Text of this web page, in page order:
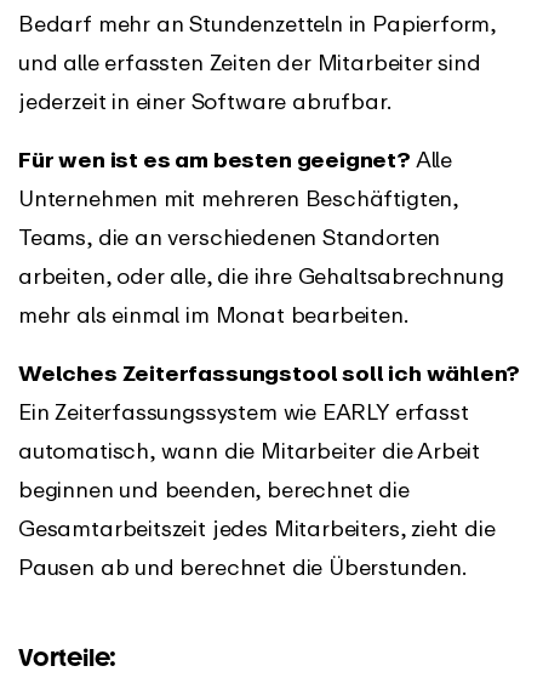
Bedarf mehr an Stundenzetteln in Papierform,
und alle erfassten Zeiten der Mitarbeiter sind
jederzeit in einer Software abrufbar.
Für wen ist es am besten geeignet? Alle
Unternehmen mit mehreren Beschäftigten,
Teams, die an verschiedenen Standorten
arbeiten, oder alle, die ihre Gehaltsabrechnung
mehr als einmal im Monat bearbeiten.
Welches Zeiterfassungstool soll ich wählen?
Ein Zeiterfassungssystem wie EARLY erfasst
automatisch, wann die Mitarbeiter die Arbeit
beginnen und beenden, berechnet die
Gesamtarbeitszeit jedes Mitarbeiters, zieht die
Pausen ab und berechnet die Überstunden.
Vorteile: